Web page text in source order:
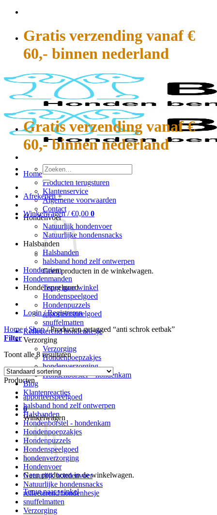
Gratis verzending vanaf €
60,- binnen nederland
Home
Producten terugsturen
Klantenservice
Algemene voorwaarden
Contact
Hondenvoer
Natuurlijk hondenvoer
Natuurlijke hondensnacks
Halsbanden
Halsbanden
halsband hond zelf ontwerpen
Hondenriem
Hondenmanden
Hondenspeelgoed
Hondenspeelgoed
Hondenpuzzels
apporteerspeelgoed
snuffelmatten
Reflecterend hondenhesje
Verzorging
Verzorging
Hondenpoepzakjes
hondenverzorging
Hondenborstel – hondenkam
Blog
Klantenreacties
0
Winkelwagen
Geen producten in de winkelwagen.
Terug naar winkel
Gratis verzending vanaf €
60,- binnen nederland
Zoeken
naar:
Afrekenen +
Winkelwagen /€0,00 0
Geen producten in de winkelwagen.
Terug naar winkel
Login / Registreren
Home / Shop /Producten getagged “anti schrok eetbak”
Filter
Toont alle 8 resultaten
Producten
apporteerspeelgoed
halsband hond zelf ontwerpen
Halsbanden
Hondenborstel - hondenkam
Hondenpoepzakjes
Hondenpuzzels
Hondenspeelgoed
hondenverzorging
Hondenvoer
Natuurlijk hondenvoer
Natuurlijke hondensnacks
reflecterend hondenhesje
snuffelmatten
Verzorging